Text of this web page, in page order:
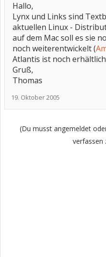
Hallo,
Lynx und Links sind
aktuellen Linux -
auf dem Mac soll es sie
noch weiterentwickelt (
Atlantis ist noch
Gruß,
Thomas
19. Oktober 2005
(Du musst angemeldet
verfassen